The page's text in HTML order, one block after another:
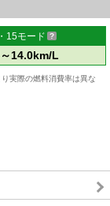
15モード
14.0km/L
実際の燃料消費率は異な